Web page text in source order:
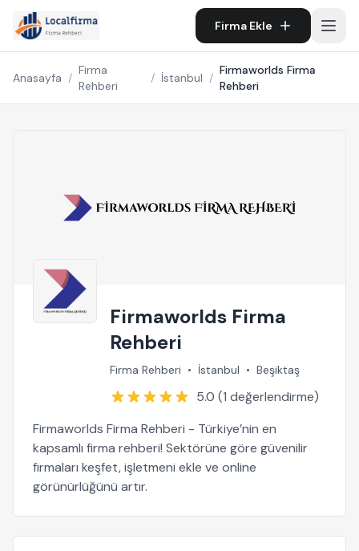
Firma Ekle
Anasayfa /
Firma
Rehberi
/ İstanbul /
Firmaworlds Firma
Rehberi
Firmaworlds Firma
Rehberi
Firma Rehberi • İstanbul • Beşiktaş
5.0 (1 değerlendirme)
Firmaworlds Firma Rehberi - Türkiye’nin en
kapsamlı firma rehberi! Sektörüne göre güvenilir
firmaları keşfet, işletmeni ekle ve online
görünürlüğünü artır.